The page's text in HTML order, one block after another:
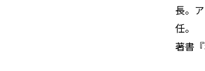
長。
任。
著書